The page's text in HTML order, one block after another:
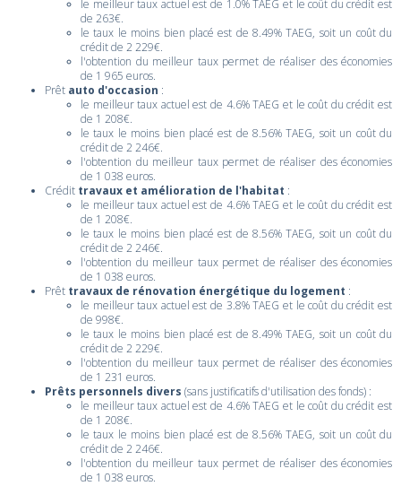
le meilleur taux actuel est de 1.0% TAEG et le coût du crédit est
de 263€.
le taux le moins bien placé est de 8.49% TAEG, soit un coût du
crédit de 2 229€.
l'obtention du meilleur taux permet de réaliser des économies
de 1 965 euros.
Prêt auto d'occasion :
le meilleur taux actuel est de 4.6% TAEG et le coût du crédit est
de 1 208€.
le taux le moins bien placé est de 8.56% TAEG, soit un coût du
crédit de 2 246€.
l'obtention du meilleur taux permet de réaliser des économies
de 1 038 euros.
Crédit travaux et amélioration de l'habitat :
le meilleur taux actuel est de 4.6% TAEG et le coût du crédit est
de 1 208€.
le taux le moins bien placé est de 8.56% TAEG, soit un coût du
crédit de 2 246€.
l'obtention du meilleur taux permet de réaliser des économies
de 1 038 euros.
Prêt travaux de rénovation énergétique du logement :
le meilleur taux actuel est de 3.8% TAEG et le coût du crédit est
de 998€.
le taux le moins bien placé est de 8.49% TAEG, soit un coût du
crédit de 2 229€.
l'obtention du meilleur taux permet de réaliser des économies
de 1 231 euros.
Prêts personnels divers (sans justificatifs d'utilisation des fonds) :
le meilleur taux actuel est de 4.6% TAEG et le coût du crédit est
de 1 208€.
le taux le moins bien placé est de 8.56% TAEG, soit un coût du
crédit de 2 246€.
l'obtention du meilleur taux permet de réaliser des économies
de 1 038 euros.